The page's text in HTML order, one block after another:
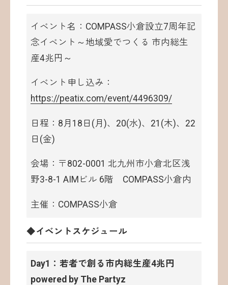
イベント名：COMPASS小倉設立7周年記
念イベント～地域愛でつくる 市内総生
産4兆円～
イベント申し込み：
https://peatix.com/event/4496309/
日程：8月18日(月)、20(水)、21(木)、22
日(金)
会場：〒802-0001 北九州市小倉北区浅
野3-8-1 AIMビル 6階 COMPASS小倉内
主催：COMPASS小倉
◆イベントスケジュール
Day1：若者で創る市内総生産4兆円
powered by The Partyz